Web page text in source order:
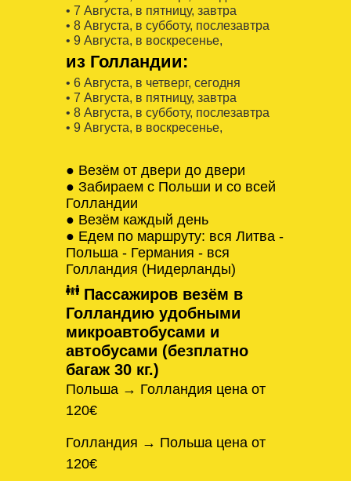
• 7 Августa, в пятницу, завтра
• 8 Августa, в субботу, послезавтра
• 9 Августa, в воскресенье,
из Голландии:
• 6 Августa, в четверг, сегодня
• 7 Августa, в пятницу, завтра
• 8 Августa, в субботу, послезавтра
• 9 Августa, в воскресенье,
● Везём от двери до двери
● Забираем с Польши и со всей
Голландии
● Везём каждый день
● Едем по маршруту: вся Литва -
Польша - Германия - вся
Голландия (Нидерланды)
Пассажиров везём в
Голландию удобными
микроавтобусами и
автобусами (безплатно
багаж 30 кг.)
Польша → Голландия цена от
120€
Голландия → Польша цена от
120€